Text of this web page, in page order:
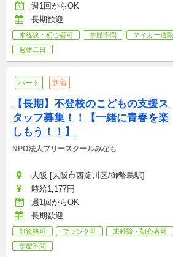
週1回からOK
長期歓迎
未経験・初心者可 学歴不問 マイカー通
週休二日
パート 新着
【長期】不登校のこどもの支援ス
タッフ募集！！【一緒に青春を楽
しもう！！】
NPO法人フリースクールみなも
大阪 [大阪市西淀川区/御幣島駅]
時給1,177円
週1回からOK
長期歓迎
無資格可 ブランク可 未経験・初心者可
学歴不問